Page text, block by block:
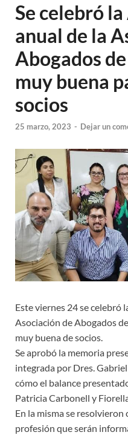
Se celebró
anual de la
Abogados
muy buena
socios
25 marzo, 2023 - Dejar un
Este viernes 24 se celebró
Asociación de Abogados
muy buena de socios.
Se aprobó la memoria
integrada por Dres.
cómo el balance
Patricia Carbonell y
En la misma se
profesión que serán